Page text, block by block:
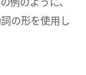
の形を使用し